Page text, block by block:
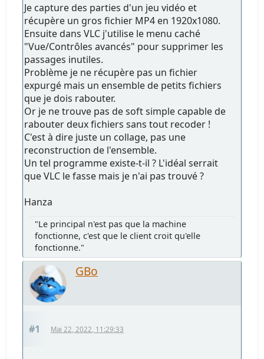
Je capture des parties d'un jeu vidéo et
récupère un gros fichier MP4 en 1920x1080.
Ensuite dans VLC j'utilise le menu caché
"Vue/Contrôles avancés" pour supprimer les
passages inutiles.
Problème je ne récupère pas un fichier
expurgé mais un ensemble de petits fichiers
que je dois rabouter.
Or je ne trouve pas de soft simple capable de
rabouter deux fichiers sans tout recoder !
C'est à dire juste un collage, pas une
reconstruction de l'ensemble.
Un tel programme existe-t-il ? L'idéal serrait
que VLC le fasse mais je n'ai pas trouvé ?
Hanza
"Le principal n'est pas que la machine
fonctionne, c'est que le client croit qu'elle
fonctionne."
GBo
#1 Mai 22, 2022, 11:29:33